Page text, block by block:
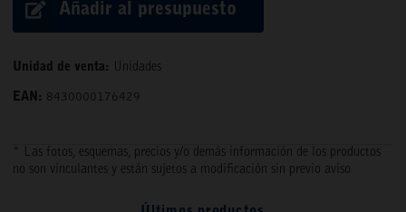
Añadir al presupuesto
Unidad de venta: Unidades
EAN: 8430000176429
* Las fotos, esquemas, precios y/o demás información de los productos
no son vinculantes y están sujetos a modificación sin previo aviso